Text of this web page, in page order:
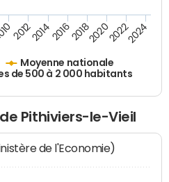
Moyenne nationale
de 500 à 2 000 habitants
2012201420162018202020222024
Pithiviers-le-Vieil
de l'Economie)